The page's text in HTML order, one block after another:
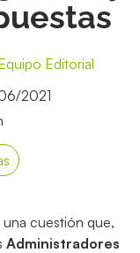
Editorial
2021
cuestión que,
Administradores